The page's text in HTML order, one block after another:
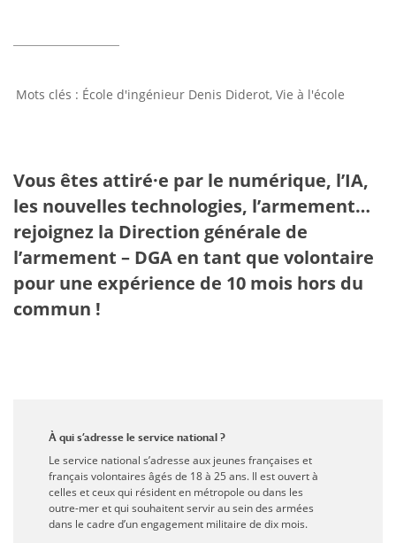
École d'ingénieur Denis Diderot, Vie à l'école
Vous êtes attiré·e par le numérique, l’IA,
les nouvelles technologies, l’armement…
rejoignez la Direction générale de
l’armement – DGA en tant que volontaire
pour une expérience de 10 mois hors du
commun !
À qui s’adresse le service national ?
Le service national s’adresse aux jeunes françaises et
français volontaires âgés de 18 à 25 ans. Il est ouvert à
celles et ceux qui résident en métropole ou dans les
outre-mer et qui souhaitent servir au sein des armées
dans le cadre d’un engagement militaire de dix mois.